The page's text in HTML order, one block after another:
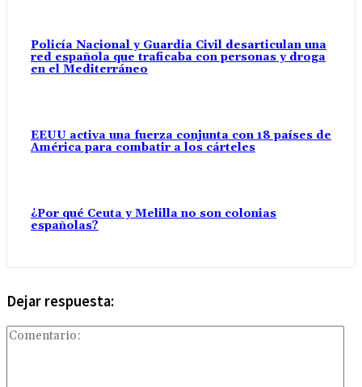
Policía Nacional y Guardia Civil desarticulan una
red española que traficaba con personas y droga
en el Mediterráneo
EEUU activa una fuerza conjunta con 18 países de
América para combatir a los cárteles
¿Por qué Ceuta y Melilla no son colonias
españolas?
Dejar respuesta: